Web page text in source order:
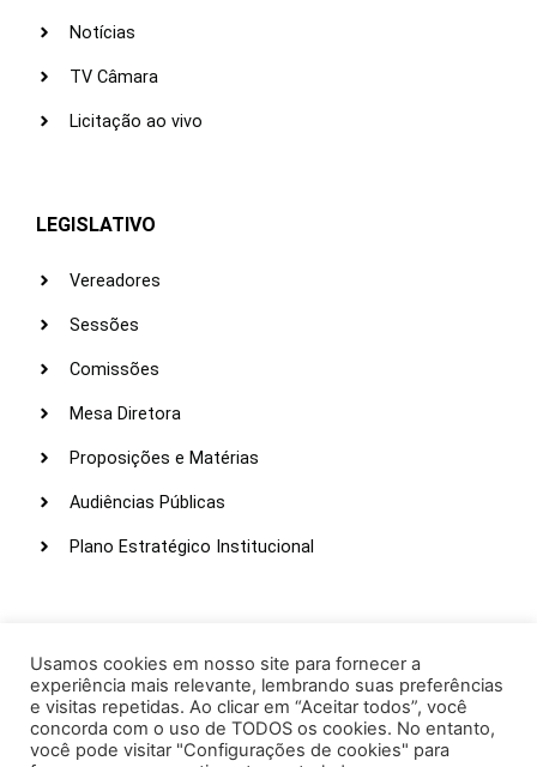
Notícias
TV Câmara
Licitação ao vivo
LEGISLATIVO
Vereadores
Sessões
Comissões
Mesa Diretora
Proposições e Matérias
Audiências Públicas
Plano Estratégico Institucional
Webmail
Intranet
Administração
Usamos cookies em nosso site para fornecer a
experiência mais relevante, lembrando suas preferências
e visitas repetidas. Ao clicar em “Aceitar todos”, você
concorda com o uso de TODOS os cookies. No entanto,
você pode visitar "Configurações de cookies" para